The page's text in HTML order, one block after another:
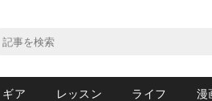
ギア レッスン ライフ 漫